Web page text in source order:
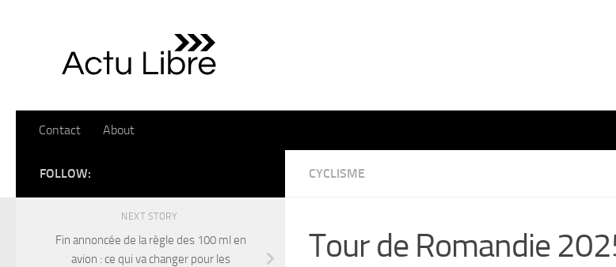
Contact About
CYCLISME
Tour de Romandie
FOLLOW:
NEXT STORY
Fin annoncée de la règle des 100 ml en
avion : ce qui va changer pour les